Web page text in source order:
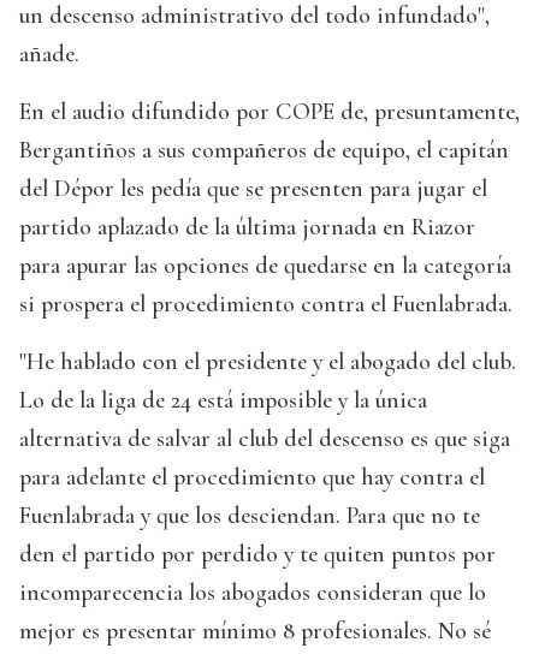
un descenso administrativo del todo infundado",
añade.
En el audio difundido por COPE de, presuntamente,
Bergantiños a sus compañeros de equipo, el capitán
del Dépor les pedía que se presenten para jugar el
partido aplazado de la última jornada en Riazor
para apurar las opciones de quedarse en la categoría
si prospera el procedimiento contra el Fuenlabrada.
"He hablado con el presidente y el abogado del club.
Lo de la liga de 24 está imposible y la única
alternativa de salvar al club del descenso es que siga
para adelante el procedimiento que hay contra el
Fuenlabrada y que los desciendan. Para que no te
den el partido por perdido y te quiten puntos por
incomparecencia los abogados consideran que lo
mejor es presentar mínimo 8 profesionales. No sé